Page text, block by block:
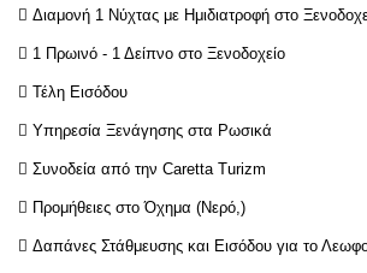
 Διαμονή 1 Νύχτας με Ημιδιατροφή στο
 1 Πρωινό - 1 Δείπνο στο Ξενοδοχείο
 Τέλη Εισόδου
 Υπηρεσία Ξενάγησης στα Ρωσικά
 Συνοδεία από την Caretta Turizm
 Προμήθειες στο Όχημα (Νερό,)
 Δαπάνες Στάθμευσης και Εισόδου για το